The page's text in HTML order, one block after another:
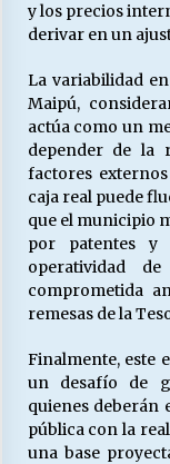
y los precios
derivar en un
La variabilidad
Maipú,
actúa como un
depender de la
factores
caja real puede
que el municipio
por patentes y
operatividad
comprometida
remesas de la
Finalmente, este
un desafío de
quienes deberán
pública con la
una base